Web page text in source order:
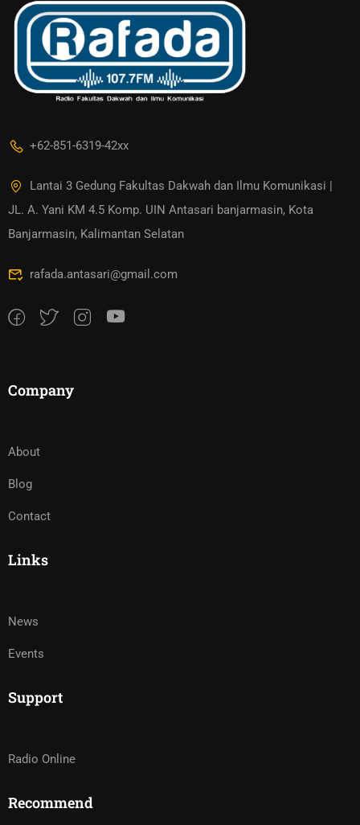
+62-851-6319-42xx
Lantai 3 Gedung Fakultas Dakwah dan Ilmu Komunikasi |
JL. A. Yani KM 4.5 Komp. UIN Antasari banjarmasin, Kota
Banjarmasin, Kalimantan Selatan
rafada.antasari@gmail.com
Company
About
Blog
Contact
Links
News
Events
Support
Radio Online
Recommend